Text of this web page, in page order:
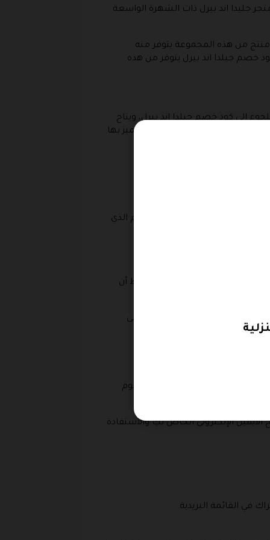
جليدا اند بيرل ذات الشهرة الواسعة
من هذه المجموعة يتوفر منه
خصم جيلدا اند بيرل يتوفر من هذه
إلى كود خصم جيلدا اند بيرل، ويتاح
مستوحاة من التراث والتى يتميز بها
يصدق وهذا بالإضافة إلى الخصم الذي
قسم من أقسام المتجر ولا يشترط أن
هذه المنتجات وكيف نحصل على
من متجر جيلدا اند بيرل الذي يقوم
الإلكترونى الخاص بكِ والاستفادة
في القائمة البريدية.